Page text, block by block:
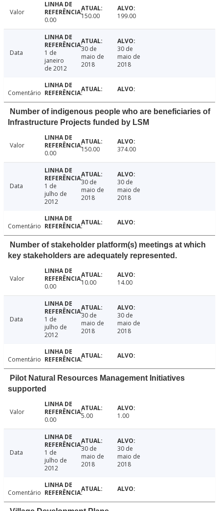
Valor
0.00
150.00 199.00
Data
1 de
janeiro
de 2012
30 de
maio de
2018
30 de
maio de
2018
Comentário
Number of indigenous people who are beneficiaries of
Infrastructure Projects funded by LSM
Valor
0.00
150.00 374.00
Data
1 de
julho de
2012
30 de
maio de
2018
30 de
maio de
2018
Comentário
Number of stakeholder platform(s) meetings at which
key stakeholders are adequately represented.
Valor
0.00
10.00 14.00
Data
1 de
julho de
2012
30 de
maio de
2018
30 de
maio de
2018
Comentário
Pilot Natural Resources Management Initiatives
supported
Valor
0.00
5.00 1.00
Data
1 de
julho de
2012
30 de
maio de
2018
30 de
maio de
2018
Comentário